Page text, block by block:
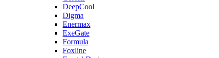
DeepCool
Digma
Enermax
ExeGate
Formula
Foxline